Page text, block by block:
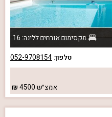
מקסימום אורחים ללינה: 16
טלפון:052-9708154
אמצ״ש4500